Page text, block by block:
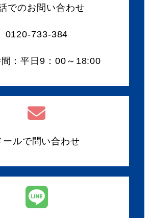
でのお問い合わせ
0120-733-384
：平日9：00～18:00
ールで問い合わせ